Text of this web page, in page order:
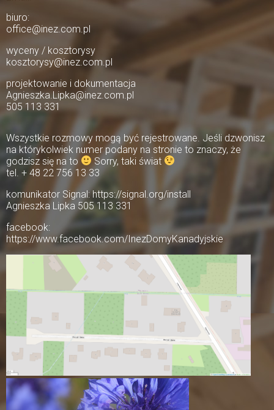
biuro:
office@inez.com.pl
wyceny / kosztorysy
kosztorysy@inez.com.pl
projektowanie i dokumentacja
Agnieszka.Lipka@inez.com.pl
505 113 331
Wszystkie rozmowy mogą być rejestrowane. Jeśli dzwonisz
na którykolwiek numer podany na stronie to znaczy, że
godzisz się na to
Sorry, taki świat
tel. + 48 22 756 13 33
komunikator Signal: https://signal.org/install
Agnieszka Lipka 505 113 331
facebook:
https://www.facebook.com/InezDomyKanadyjskie